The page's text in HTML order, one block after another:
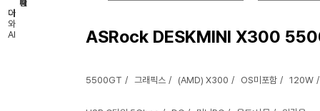
ASRock DESKMINI X300
5500GT 그래픽스 (AMD) X300 OS미포함 120W